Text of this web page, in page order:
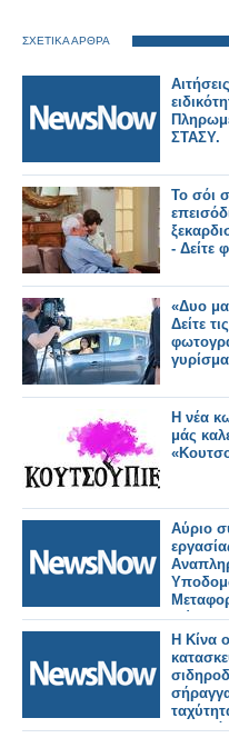
ΣΧΕΤΙΚΑ ΑΡΘΡΑ
ΣΤΑΣΥ.
Το σόι
- Δείτε
«Δυο
Δείτε
Η νέα
μάς
Αύριο
Η Κίνα
ποταμό